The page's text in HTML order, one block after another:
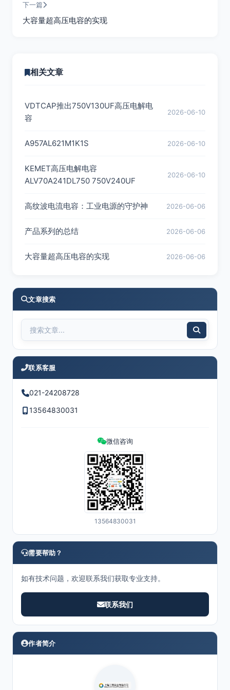
下一篇
大容量超高压电容的实现
相关文章
VDTCAP推出750V130UF高压电解电
容
2026-06-10
A957AL621M1K1S 2026-06-10
KEMET高压电解电容
ALV70A241DL750 750V240UF
2026-06-10
高纹波电流电容：工业电源的守护神 2026-06-06
产品系列的总结 2026-06-06
大容量超高压电容的实现 2026-06-06
文章搜索
联系客服
021-24208728
13564830031
微信咨询
13564830031
需要帮助？
如有技术问题，欢迎联系我们获取专业支持。
联系我们
作者简介